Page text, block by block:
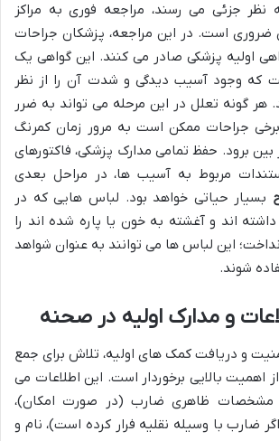
نظر جزئی می رسند، مراجعه فوری به مراکز
ضروری است. در این مراجعه، پزشکان جراحات
اولیه پزشکی صادر می کنند. این گواهی یک
که وجود آسیب دیدگی و شدت آن را از نظر
هر گونه تعلل در این مرحله می تواند به ضرر
برخی جراحات ممکن است به مرور زمان کمرنگ
بین برود. حفظ تمامی مدارک پزشکی، فاکتورهای
مربوط به آسیب ها، در مراحل بعدی
بسیار حیاتی خواهد بود. لباس هایی که در
اند و آغشته به خون یا پاره شده اند را
این لباس ها می توانند به عنوان شواهد
شوند.
و مدارک اولیه در صحنه
و دریافت کمک های اولیه، تلاش برای جمع
اهمیت بالایی برخوردار است. این اطلاعات می
مشخصات ظاهری ضارب (در صورت امکان)،
ضارب با وسیله نقلیه فرار کرده است)، نام و